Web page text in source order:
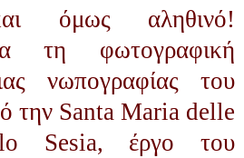
όμως αληθινό!
τη φωτογραφική
νωπογραφίας του
την Santa Maria delle
Sesia, έργο του